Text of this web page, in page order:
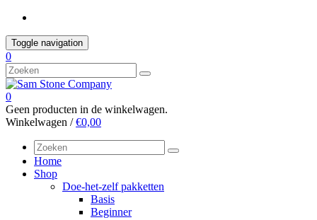
Skip
content
Toggle navigation
0
0
Geen producten in de winkelwagen.
Winkelwagen /€0,00
Home
Shop
Doe-het-zelf pakketten
Basis
Beginner